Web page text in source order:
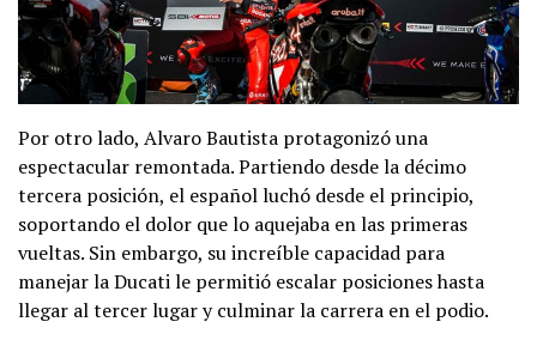
Por otro lado, Alvaro Bautista protagonizó una
espectacular remontada. Partiendo desde la décimo
tercera posición, el español luchó desde el principio,
soportando el dolor que lo aquejaba en las primeras
vueltas. Sin embargo, su increíble capacidad para
manejar la Ducati le permitió escalar posiciones hasta
llegar al tercer lugar y culminar la carrera en el podio.